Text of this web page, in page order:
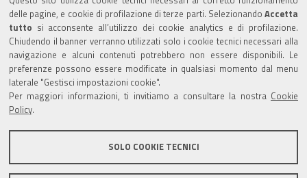
delle pagine, e cookie di profilazione di terze parti. Selezionando Accetta
tutto si acconsente all’utilizzo dei cookie analytics e di profilazione.
Chiudendo il banner verranno utilizzati solo i cookie tecnici necessari alla
navigazione e alcuni contenuti potrebbero non essere disponibili. Le
preferenze possono essere modificate in qualsiasi momento dal menu
laterale "Gestisci impostazioni cookie".
Per maggiori informazioni, ti invitiamo a consultare la nostra Cookie
Policy
SOLO COOKIE TECNICI
Amministrazione trasparente
Albo Camerale
Pubblicità Legale
Area riservata Amministratori